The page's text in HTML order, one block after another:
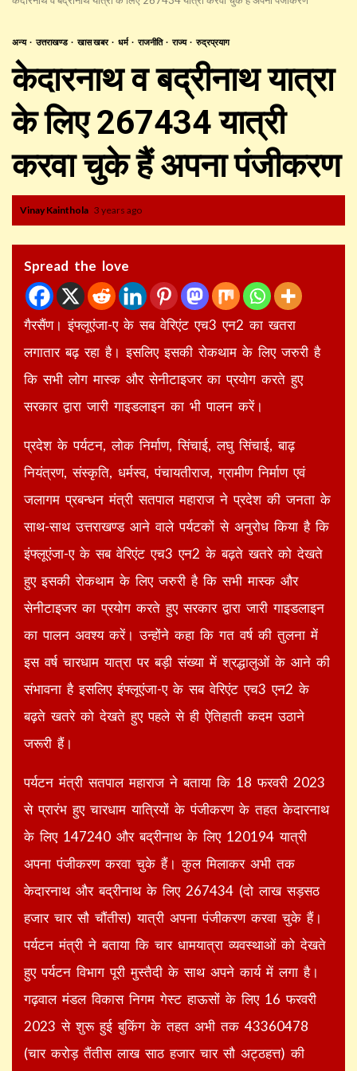
अन्य उत्तराखण्ड खास खबर धर्म राजनीति राज्य रुद्रप्रयाग
केदारनाथ व बद्रीनाथ यात्रा
के लिए 267434 यात्री
करवा चुके हैं अपना पंजीकरण
Vinay Kainthola 3 years ago
Spread the love
गैरसैंण। इंफ्लूएंजा-ए के सब वेरिएंट एच3 एन2 का खतरा
लगातार बढ़ रहा है। इसलिए इसकी रोकथाम के लिए जरुरी है
कि सभी लोग मास्क और सेनीटाइजर का प्रयोग करते हुए
सरकार द्वारा जारी गाइडलाइन का भी पालन करें।
प्रदेश के पर्यटन, लोक निर्माण, सिंचाई, लघु सिंचाई, बाढ़
नियंत्रण, संस्कृति, धर्मस्व, पंचायतीराज, ग्रामीण निर्माण एवं
जलागम प्रबन्धन मंत्री सतपाल महाराज ने प्रदेश की जनता के
साथ-साथ उत्तराखण्ड आने वाले पर्यटकों से अनुरोध किया है कि
इंफ्लूएंजा-ए के सब वेरिएंट एच3 एन2 के बढ़ते खतरे को देखते
हुए इसकी रोकथाम के लिए जरुरी है कि सभी मास्क और
सेनीटाइजर का प्रयोग करते हुए सरकार द्वारा जारी गाइडलाइन
का पालन अवश्य करें। उन्होंने कहा कि गत वर्ष की तुलना में
इस वर्ष चारधाम यात्रा पर बड़ी संख्या में श्रद्धालुओं के आने की
संभावना है इसलिए इंफ्लूएंजा-ए के सब वेरिएंट एच3 एन2 के
बढ़ते खतरे को देखते हुए पहले से ही ऐतिहाती कदम उठाने
जरूरी हैं।
पर्यटन मंत्री सतपाल महाराज ने बताया कि 18 फरवरी 2023
से प्रारंभ हुए चारधाम यात्रियों के पंजीकरण के तहत केदारनाथ
के लिए 147240 और बद्रीनाथ के लिए 120194 यात्री
अपना पंजीकरण करवा चुके हैं। कुल मिलाकर अभी तक
केदारनाथ और बद्रीनाथ के लिए 267434 (दो लाख सड़सठ
हजार चार सौ चौंतीस) यात्री अपना पंजीकरण करवा चुके हैं।
पर्यटन मंत्री ने बताया कि चार धामयात्रा व्यवस्थाओं को देखते
हुए पर्यटन विभाग पूरी मुस्तैदी के साथ अपने कार्य में लगा है।
गढ़वाल मंडल विकास निगम गेस्ट हाऊसों के लिए 16 फरवरी
2023 से शुरू हुई बुकिंग के तहत अभी तक 43360478
(चार करोड़ तैंतीस लाख साठ हजार चार सौ अट्ठहत्त) की